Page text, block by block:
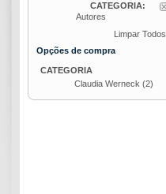
CATEGORIA:
Autores
Limpar Todos
Opções de compra
CATEGORIA
Claudia Werneck (2)